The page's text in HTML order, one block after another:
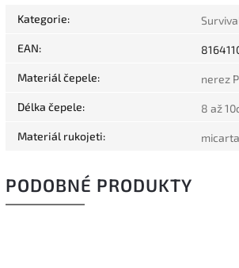
Kategorie:
EAN:
Materiál čepele: nerez
Délka čepele: 8 až
Materiál rukojeti: micarta
PODOBNÉ PRODUKTY